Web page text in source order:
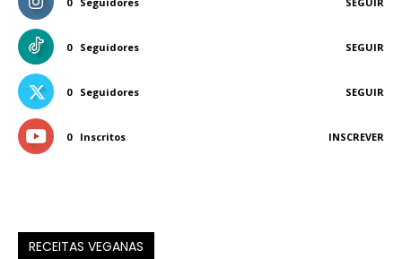
0 Seguidores SEGUIR
0 Seguidores SEGUIR
0 Inscritos INSCREVER
RECEITAS VEGANAS